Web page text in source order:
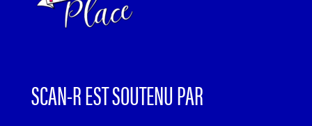
SCAN-R EST SOUTENU PAR